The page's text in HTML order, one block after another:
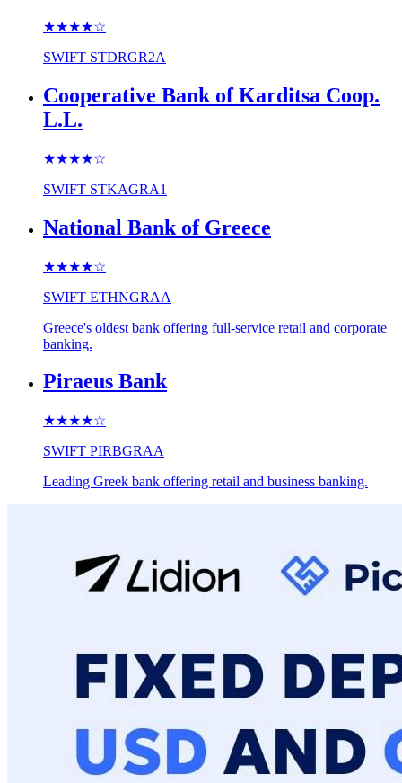
★★★★☆
SWIFT STDRGR2A
Cooperative Bank of Karditsa Coop.
L.L.
★★★★☆
SWIFT STKAGRA1
National Bank of Greece
★★★★☆
SWIFT ETHNGRAA
Greece's oldest bank offering full-service retail and corporate
banking.
Piraeus Bank
★★★★☆
SWIFT PIRBGRAA
Leading Greek bank offering retail and business banking.